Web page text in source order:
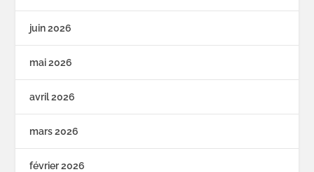
juin 2026
mai 2026
avril 2026
mars 2026
février 2026